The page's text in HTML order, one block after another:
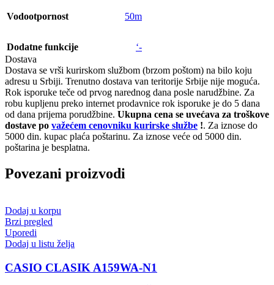
Vodootpornost 50m
Dodatne funkcije
‘-
Dostava
Dostava se vrši kurirskom službom (brzom poštom) na bilo koju
adresu u Srbiji. Trenutno dostava van teritorije Srbije nije moguća.
Rok isporuke teče od prvog narednog dana posle narudžbine. Za
robu kupljenu preko internet prodavnice rok isporuke je do 5 dana
od dana prijema porudžbine. Ukupna cena se uvećava za troškove
dostave po važećem cenovniku kurirske službe !. Za iznose do
5000 din. kupac plaća poštarinu. Za iznose veće od 5000 din.
poštarina je besplatna.
Povezani proizvodi
Dodaj u korpu
Brzi pregled
Uporedi
Dodaj u listu želja
CASIO CLASIK A159WA-N1